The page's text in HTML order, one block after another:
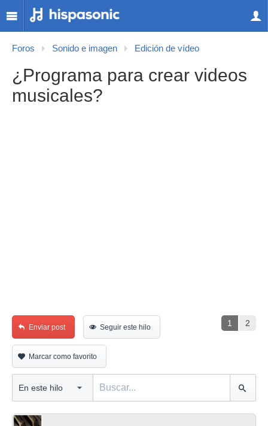
Foros Sonido e imagen Edición de vídeo
¿Programa para crear videos
musicales?
1 2
Enviar post Seguir este hilo
Marcar como favorito